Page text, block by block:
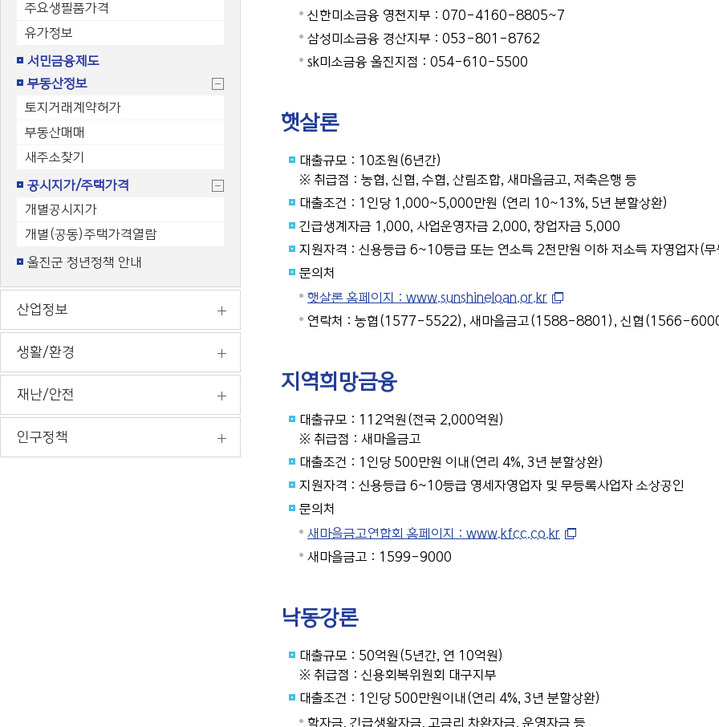
주요생필품가격
유가정보
서민금융제도
부동산정보
토지거래계약허가
부동산매매
새주소찾기
공시지가/주택가격
개별공시지가
개별(공동)주택가격열람
울진군 청년정책 안내
산업정보
생활/환경
재난/안전
인구정책
신한미소금융 영천지부 : 070-4160-8805~7
삼성미소금융 경산지부 : 053-801-8762
sk미소금융 울진지점 : 054-610-5500
햇살론
대출규모 : 10조원(6년간)
※ 취급점 : 농협, 신협, 수협, 산림조합, 새마을금고, 저축은행 등
대출조건 : 1인당 1,000~5,000만원 (연리 10~13%, 5년 분할상환)
긴급생계자금 1,000, 사업운영자금 2,000, 창업자금 5,000
지원자격 : 신용등급 6~10등급 또는 연소득 2천만원 이하 저소득 자영업자(
문의처
햇살론 홈페이지 : www.sunshineloan.or.kr
연락처 : 농협(1577-5522), 새마을금고(1588-8801), 신협(1566-
지역희망금융
대출규모 : 112억원(전국 2,000억원)
※ 취급점 : 새마을금고
대출조건 : 1인당 500만원 이내(연리 4%, 3년 분할상환)
지원자격 : 신용등급 6~10등급 영세자영업자 및 무등록사업자 소상공인
문의처
새마을금고연합회 홈페이지 : www.kfcc.co.kr
새마을금고 : 1599-9000
낙동강론
대출규모 : 50억원(5년간, 연 10억원)
※ 취급점 : 신용회복위원회 대구지부
대출조건 : 1인당 500만원이내(연리 4%, 3년 분할상환)
학자금, 긴급생활자금, 고금리 차환자금, 운영자금 등